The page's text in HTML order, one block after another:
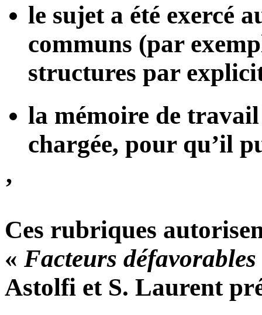
le sujet a été exercé
communs (par
structures par
la mémoire de
chargée, pour qu’il
’
Ces rubriques
« Facteurs défavorables
Astolfi et S. Laurent